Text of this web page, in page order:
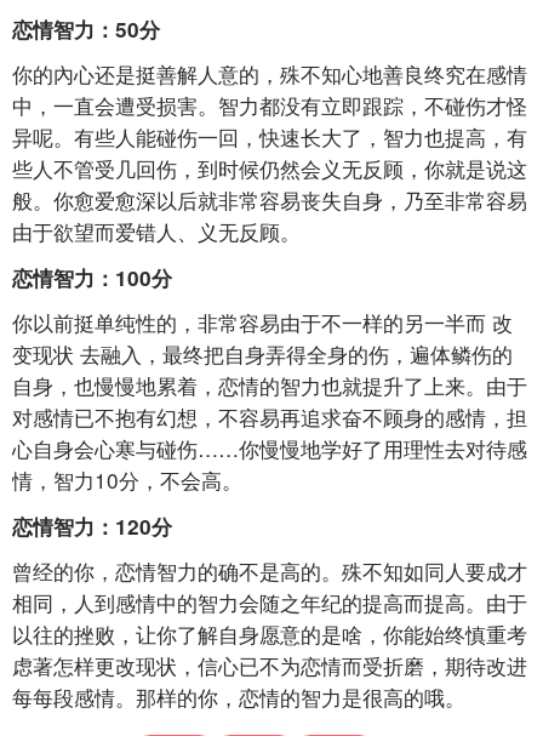
恋情智力：50分
你的內心还是挺善解人意的，殊不知心地善良终究在感情
中，一直会遭受损害。智力都没有立即跟踪，不碰伤才怪
异呢。有些人能碰伤一回，快速长大了，智力也提高，有
些人不管受几回伤，到时候仍然会义无反顾，你就是说这
般。你愈爱愈深以后就非常容易丧失自身，乃至非常容易
由于欲望而爱错人、义无反顾。
恋情智力：100分
你以前挺单纯性的，非常容易由于不一样的另一半而 改
变现状 去融入，最终把自身弄得全身的伤，遍体鳞伤的
自身，也慢慢地累着，恋情的智力也就提升了上来。由于
对感情已不抱有幻想，不容易再追求奋不顾身的感情，担
心自身会心寒与碰伤……你慢慢地学好了用理性去对待感
情，智力10分，不会高。
恋情智力：120分
曾经的你，恋情智力的确不是高的。殊不知如同人要成才
相同，人到感情中的智力会随之年纪的提高而提高。由于
以往的挫败，让你了解自身愿意的是啥，你能始终慎重考
虑著怎样更改现状，信心已不为恋情而受折磨，期待改进
每每段感情。那样的你，恋情的智力是很高的哦。